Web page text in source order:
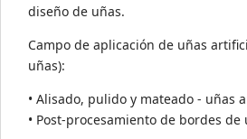
diseño de uñas.
Campo de aplicación de uñas
uñas):
• Alisado, pulido y mateado - uñas
• Post-procesamiento de bordes de